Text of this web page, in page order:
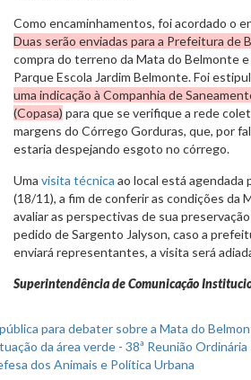
Como encaminhamentos, foi acordado o
Duas serão enviadas para a Prefeitura de
compra do terreno da Mata do Belmonte
Parque Escola Jardim Belmonte. Foi
uma indicação à Companhia de
(Copasa) para que se verifique a rede
margens do Córrego Gorduras, que, por
estaria despejando esgoto no córrego.
Uma visita técnica ao local está agendada
(18/11), a fim de conferir as condições da
avaliar as perspectivas de sua
pedido de Sargento Jalyson, caso a
enviará representantes, a visita será
Superintendência de Comunicação